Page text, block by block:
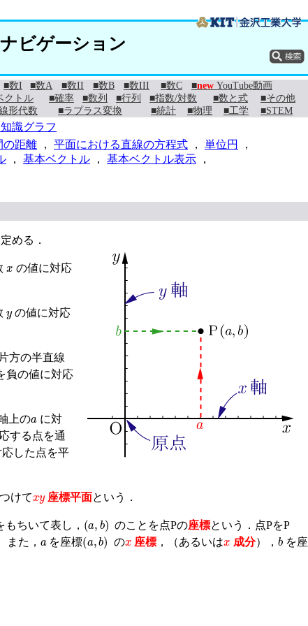
ビゲーション
■数I ■数A ■数II ■数B ■数III ■数C ■new YouTube動画
クトル ■確率 ■数列 ■行列 ■指数/対数 ■数と式
■その他
形代数 ■ラプラス変換 ■統計 ■物理 ■工学 ■STEM
識グラフ
の距離 ， 平面における直線の方程式 ， 単位円
，
， 基本ベクトル ， 基本ベクトル表示 ，
める．
の値に対応
の値に対応
方の半直線
負の値に対応
上の
に対
する点を通
した点を平
けて 座標平面という．
もちいて表し， ( b ) のことを点Pの座標という．点PをP
た，
a
を座標(a ,b ) の
x
座標 ，（あるいは
x
成分），
b
を座